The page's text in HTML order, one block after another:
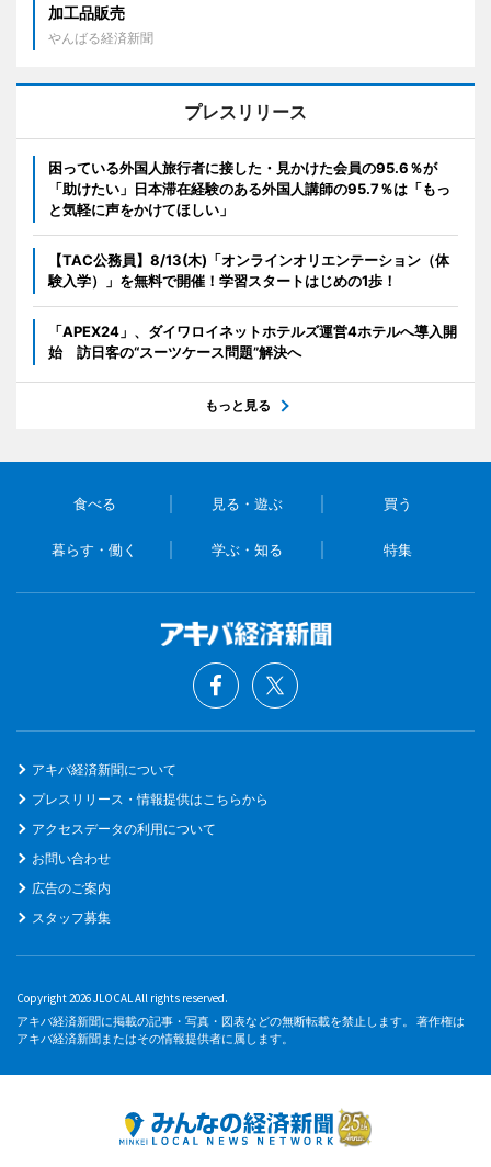
加工品販売
やんばる経済新聞
プレスリリース
困っている外国人旅行者に接した・見かけた会員の95.6％が
「助けたい」日本滞在経験のある外国人講師の95.7％は「もっ
と気軽に声をかけてほしい」
【TAC公務員】8/13(木)「オンラインオリエンテーション（体
験入学）」を無料で開催！学習スタートはじめの1歩！
「APEX24」、ダイワロイネットホテルズ運営4ホテルへ導入開
始 訪日客の“スーツケース問題”解決へ
もっと見る
食べる 見る・遊ぶ 買う
暮らす・働く 学ぶ・知る 特集
アキバ経済新聞について
プレスリリース・情報提供はこちらから
アクセスデータの利用について
お問い合わせ
広告のご案内
スタッフ募集
Copyright 2026 JLOCAL All rights reserved.
アキバ経済新聞に掲載の記事・写真・図表などの無断転載を禁止します。 著作権は
アキバ経済新聞またはその情報提供者に属します。